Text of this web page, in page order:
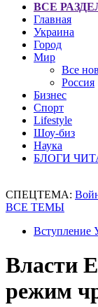
ВСЕ
Главная
Украина
Город
Мир
Все
Россия
Бизнес
Спорт
Lifestyle
Шоу-биз
Наука
БЛОГИ
СПЕЦТЕМА:
ВСЕ ТЕМЫ
Вступление
Власти
режим